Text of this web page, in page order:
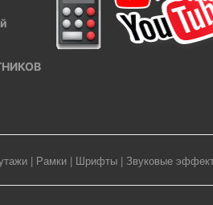
| Рамки | Шрифты | Звуковые